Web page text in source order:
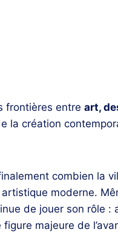
frontières entre art,
la création
combien la
moderne.
de jouer son rôle :
majeure de